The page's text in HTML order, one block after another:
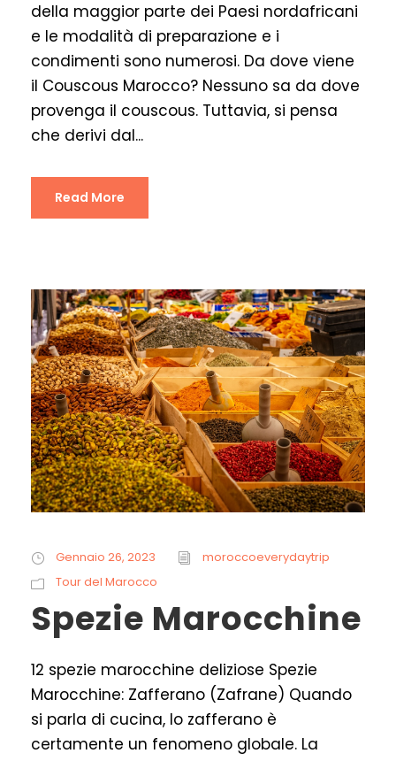
della maggior parte dei Paesi nordafricani
e le modalità di preparazione e i
condimenti sono numerosi. Da dove viene
il Couscous Marocco? Nessuno sa da dove
provenga il couscous. Tuttavia, si pensa
che derivi dal...
Read More
Gennaio 26, 2023
moroccoeverydaytrip
Tour del Marocco
Spezie Marocchine
12 spezie marocchine deliziose Spezie
Marocchine: Zafferano (Zafrane) Quando
si parla di cucina, lo zafferano è
certamente un fenomeno globale. La